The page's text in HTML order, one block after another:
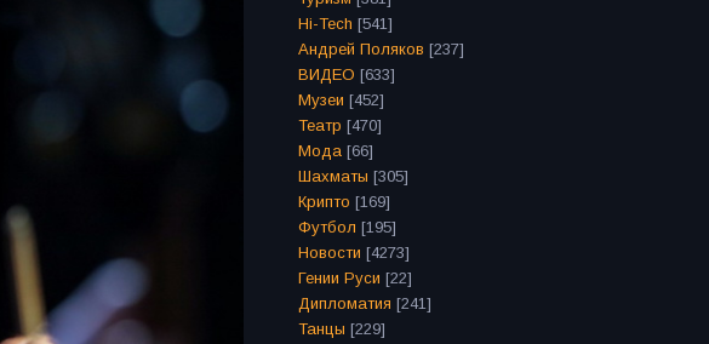
Hi-Tech [541]
Андрей Поляков [237]
ВИДЕО [633]
Музеи [452]
Театр [470]
Мода [66]
Шахматы [305]
Крипто [169]
Футбол [195]
Новости [4273]
Гении Руси [22]
Дипломатия [241]
Танцы [229]